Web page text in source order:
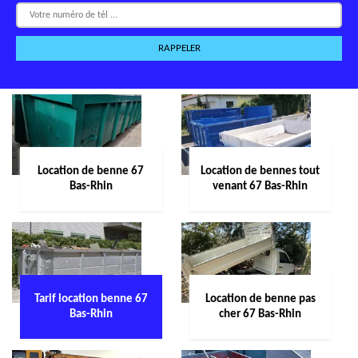
Location de benne 67
Bas-Rhin
Location de bennes tout
venant 67 Bas-Rhin
Tarif location benne 67
Bas-Rhin
Location de benne pas
cher 67 Bas-Rhin